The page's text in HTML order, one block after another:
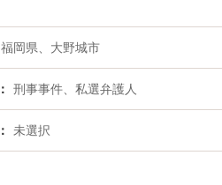
福岡県、大野城市
刑事事件、私選弁護人
未選択